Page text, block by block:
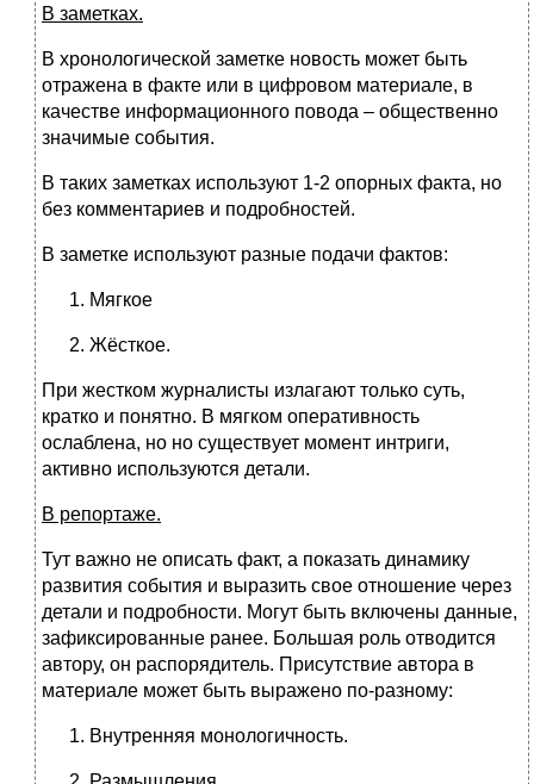
В заметках.
В хронологической заметке новость может быть
отражена в факте или в цифровом материале, в
качестве информационного повода – общественно
значимые события.
В таких заметках используют 1-2 опорных факта, но
без комментариев и подробностей.
В заметке используют разные подачи фактов:
Мягкое
Жёсткое.
При жестком журналисты излагают только суть,
кратко и понятно. В мягком оперативность
ослаблена, но но существует момент интриги,
активно используются детали.
В репортаже.
Тут важно не описать факт, а показать динамику
развития события и выразить свое отношение через
детали и подробности. Могут быть включены данные,
зафиксированные ранее. Большая роль отводится
автору, он распорядитель. Присутствие автора в
материале может быть выражено по-разному:
Внутренняя монологичность.